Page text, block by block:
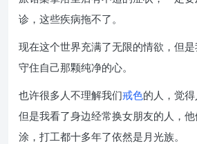
诊，这些疾病拖不了。
现在这个世界充满了无限的情欲，但
守住自己那颗纯净的心。
也许很多人不理解我们戒色的人，觉
但是我看了身边经常换女朋友的人，
涂，打工都十多年了依然是月光族。